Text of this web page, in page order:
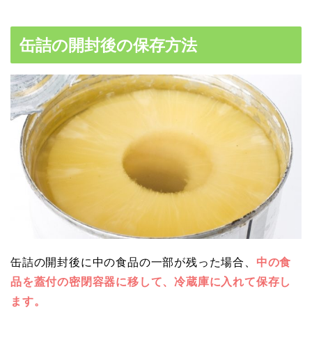
缶詰の開封後の保存方法
缶詰の開封後に中の食品の一部が残った場合、 中の食
品を蓋付の密閉容器に移して、冷蔵庫に入れて保存し
ます。